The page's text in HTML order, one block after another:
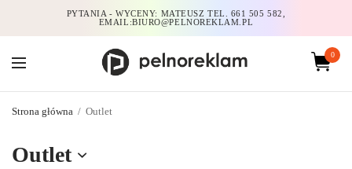
PYTANIA - WYCENY: MATEUSZ TEL. 661 505 582,
EMAIL:BIURO@PELNOREKLAM.PL
0
Strona główna / Outlet
Outlet